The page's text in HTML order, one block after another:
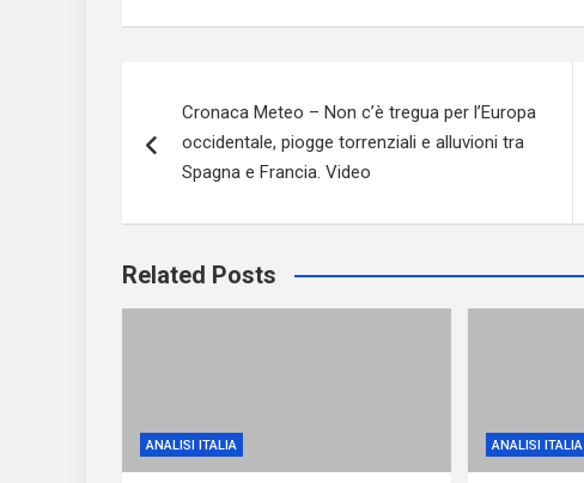
articoli
Cronaca Meteo – Non c’è tregua per l’Europa
occidentale, piogge torrenziali e alluvioni tra
Spagna e Francia. Video
Related Posts
ANALISI ITALIA ANALISI ITALIA